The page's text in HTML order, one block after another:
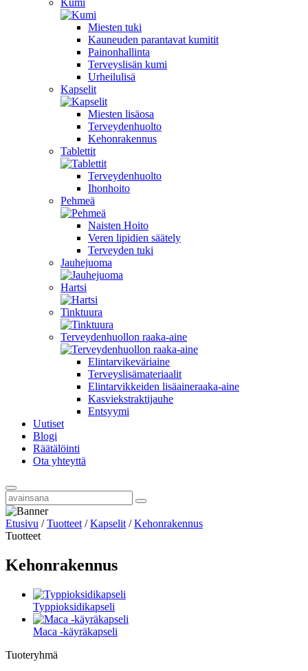
Kumi
Miesten tuki
Kauneuden parantavat kumitit
Painonhallinta
Terveyslisän kumi
Urheilulisä
Kapselit
Miesten lisäosa
Terveydenhuolto
Kehonrakennus
Tablettit
Terveydenhuolto
Ihonhoito
Pehmeä
Naisten Hoito
Veren lipidien säätely
Terveyden tuki
Jauhejuoma
Hartsi
Tinktuura
Terveydenhuollon raaka-aine
Elintarvikeväriaine
Terveyslisämateriaalit
Elintarvikkeiden lisäaineraaka-aine
Kasviekstraktijauhe
Entsyymi
Uutiset
Blogi
Räätälöinti
Ota yhteyttä
Etusivu /Tuotteet /Kapselit /Kehonrakennus
Tuotteet
Kehonrakennus
Typpioksidikapseli
Maca -käyräkapseli
Tuoteryhmä